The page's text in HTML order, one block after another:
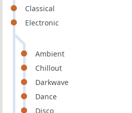
Classical
Electronic
Ambient
Chillout
Darkwave
Dance
Disco